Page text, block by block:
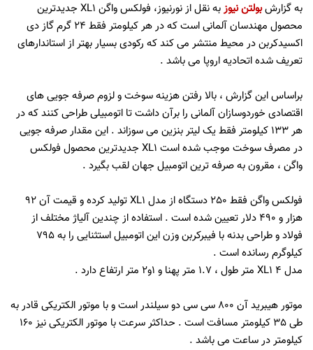
به گزارشبولتن نیوز
به نقل از نورنیوز، فولکس واگن XL1 جدیدترین
محصول مهندسان آلمانی است که در هر کیلومتر فقط 24 گرم گاز دی
اکسیدکربن در محیط منتشر می کند که رکودی بسیار بهتر از استاندارهای
تعریف شده اتحادیه اروپا می باشد .
براساس این گزارش ، بالا رفتن هزینه سوخت و لزوم صرفه جویی های
اقتصادی خوردوسازان آلمانی را برآن داشت تا اتومبیلی طراحی کنند که در
هر 133 کیلومتر فقط یک لیتر بنزین می سوزاند . این مقدار صرفه جویی
در مصرف سوخت موجب شده است XL1 جدیدترین محصول فولکس
واگن ، مقرون به صرفه ترین اتومبیل جهان لقب بگیرد .
فولکس واگن فقط 250 دستگاه از مدل XL1 تولید کرده و قیمت آن 92
هزار و 490 دلار تعیین شده است . استفاده از چندین آلیاژ مختلف از
فولاد و طراحی بدنه با فیبرکربن وزن این اتومبیل استثنایی را به 795
کیلوگرم رسانده است .
مدل XL1 4 متر طول ، 1.7 متر پهنا و 1و2 متر ارتفاع دارد .
موتور هیبرید آن 800 سی سی دو سیلندر است و با موتور الکتریکی قادر به
طی 35 کیلومتر مسافت است . حداکثر سرعت با موتور الکتریکی نیز 160
کیلومتر در ساعت می باشد .